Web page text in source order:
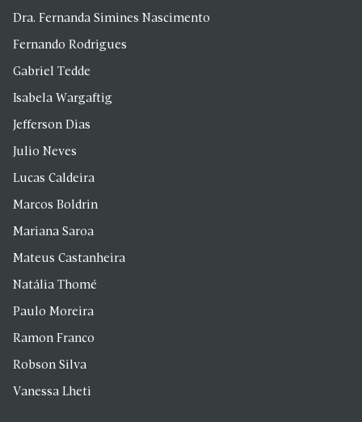
Dra. Fernanda Simines Nascimento
Fernando Rodrigues
Gabriel Tedde
Isabela Wargaftig
Jefferson Dias
Julio Neves
Lucas Caldeira
Marcos Boldrin
Mariana Saroa
Mateus Castanheira
Natália Thomé
Paulo Moreira
Ramon Franco
Robson Silva
Vanessa Lheti